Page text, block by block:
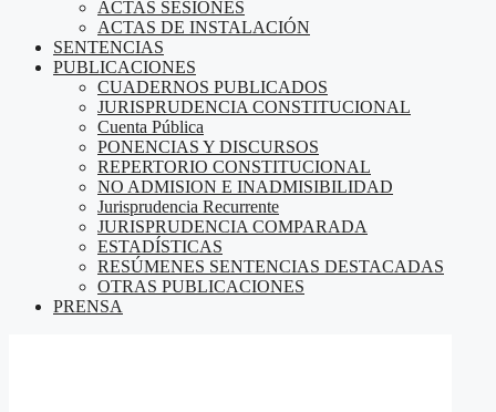
ACTAS SESIONES
ACTAS DE INSTALACIÓN
SENTENCIAS
PUBLICACIONES
CUADERNOS PUBLICADOS
JURISPRUDENCIA CONSTITUCIONAL
Cuenta Pública
PONENCIAS Y DISCURSOS
REPERTORIO CONSTITUCIONAL
NO ADMISION E INADMISIBILIDAD
Jurisprudencia Recurrente
JURISPRUDENCIA COMPARADA
ESTADÍSTICAS
RESÚMENES SENTENCIAS DESTACADAS
OTRAS PUBLICACIONES
PRENSA